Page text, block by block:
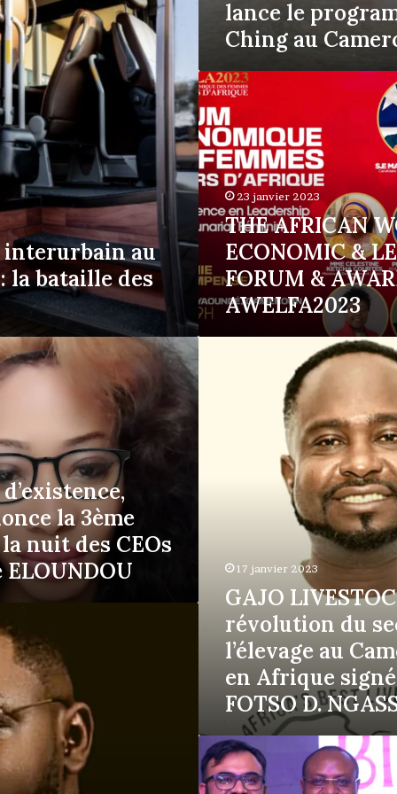
lance le
Ching au
au
la bataille des
THE
AFRICAN
WOMEN
ECONOMIC
&
LEADERSHIP
FORUM
&
AWARDS
–
AWELFA2023
23 janvier 2023
THE AFRICAN
ECONOMIC &
FORUM &
AWELFA2023
la 3ème
nuit des CEOs
GAJO LIVESTOCK,
une
révolution
signée
FOTSO D. NGASSA
17 janvier 2023
GAJO
révolution du
l’élevage au
en Afrique
FOTSO D.
Olam
Agri
–